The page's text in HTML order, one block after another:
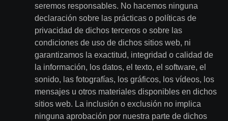
seremos responsables. No hacemos ninguna
declaración sobre las prácticas o políticas de
privacidad de dichos terceros o sobre las
condiciones de uso de dichos sitios web, ni
garantizamos la exactitud, integridad o calidad de
la información, los datos, el texto, el software, el
sonido, las fotografías, los gráficos, los vídeos, los
mensajes u otros materiales disponibles en dichos
sitios web. La inclusión o exclusión no implica
ninguna aprobación por nuestra parte de dichos